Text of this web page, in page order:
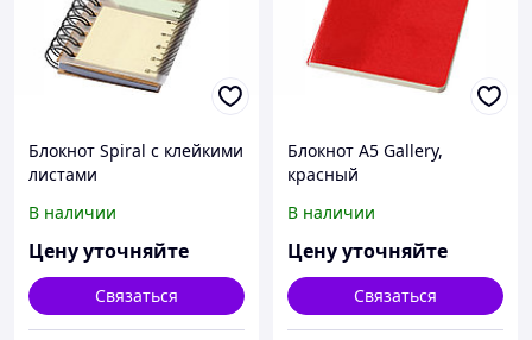
Блокнот Spiral с клейкими
листами
В наличии
Цену уточняйте
Связаться
Блокнот А5 Gallery,
красный
В наличии
Цену уточняйте
Связаться